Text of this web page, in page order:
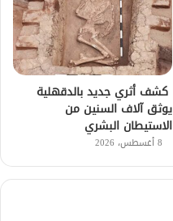
كشف أثري جديد بالدقهلية
يوثق آلاف السنين من
الاستيطان البشري
8 أغسطس، 2026